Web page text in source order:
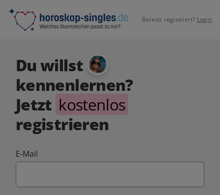
Bereits registriert? Login
Du willst
kennenlernen?
Jetzt kostenlos
registrieren
E-Mail